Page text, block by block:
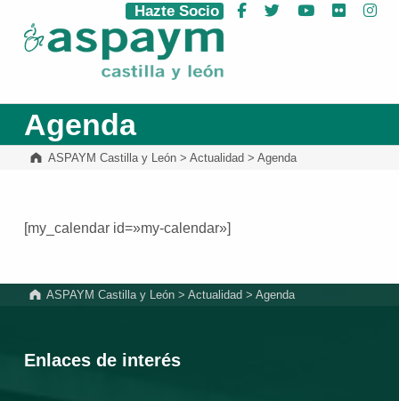
ASPAYM Castilla y León
Hazte Socio Facebook
Twitter YouTube
Flickr
Agenda
ASPAYM Castilla y León> Actualidad > Agenda
[my_calendar id=»my-calendar»]
ASPAYM Castilla y León >Actualidad >Agenda
Enlaces de interés